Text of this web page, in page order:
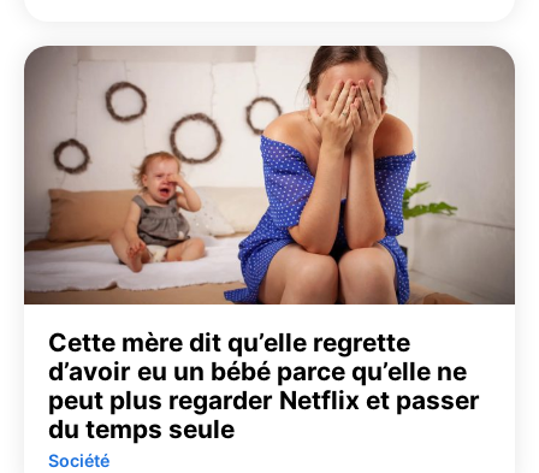
Cette mère dit qu’elle regrette
d’avoir eu un bébé parce qu’elle ne
peut plus regarder Netflix et passer
du temps seule
Société